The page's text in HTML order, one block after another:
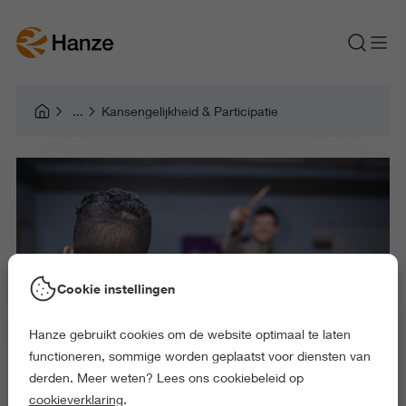
Kansengelijkheid & Participatie
Cookie instellingen
Hanze gebruikt cookies om de website optimaal te laten
functioneren, sommige worden geplaatst voor diensten van
derden. Meer weten? Lees ons cookiebeleid op
cookieverklaring.